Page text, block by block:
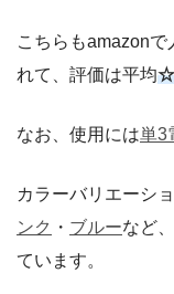
こちらもamazon
れて、評価は平均
なお、使用には単3
カラーバリエーショ
ンク ・ ブルーなど
ています。